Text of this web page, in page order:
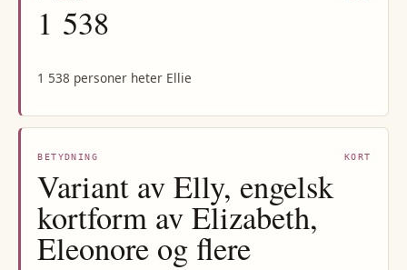
1 538
1 538 personer heter Ellie
BETYDNING KORT
Variant av Elly, engelsk
kortform av Elizabeth,
Eleonore og flere